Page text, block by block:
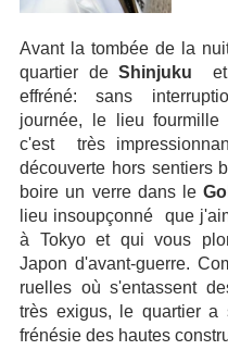
Avant la tombée de la
quartier de Shinjuku
effréné: sans
journée, le lieu fourmille
c'est  très
découverte hors sentiers
boire un verre dans le
lieu insoupçonné  que
à Tokyo et qui vous
Japon d'avant-guerre.
ruelles où s'entassent
très exigus, le quartier a
frénésie des hautes